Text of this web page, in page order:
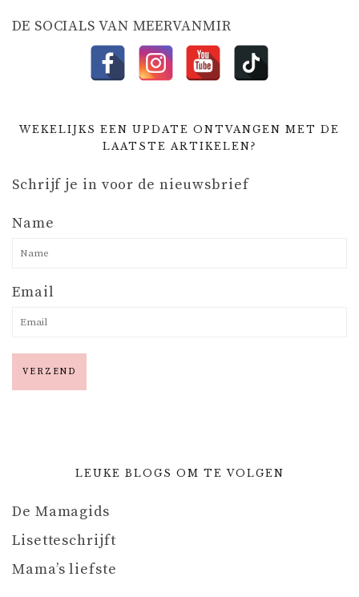
DE SOCIALS VAN MEERVANMIR
WEKELIJKS EEN UPDATE ONTVANGEN MET DE
LAATSTE ARTIKELEN?
Schrijf je in voor de nieuwsbrief
Name
Email
LEUKE BLOGS OM TE VOLGEN
De Mamagids
Lisetteschrijft
Mama’s liefste